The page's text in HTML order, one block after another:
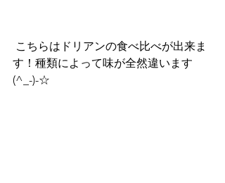
す！種類によって味が全然違います
(^_-)-☆